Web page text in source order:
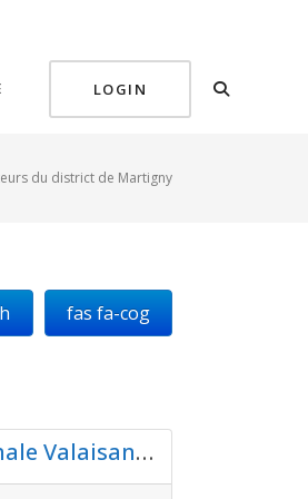
LOGIN
du district de Martigny
fas fa-search
fas fa-cog
Pisciculture FCVPA (Fédération Cantonale Valaisanne des Pêcheurs Amateurs)